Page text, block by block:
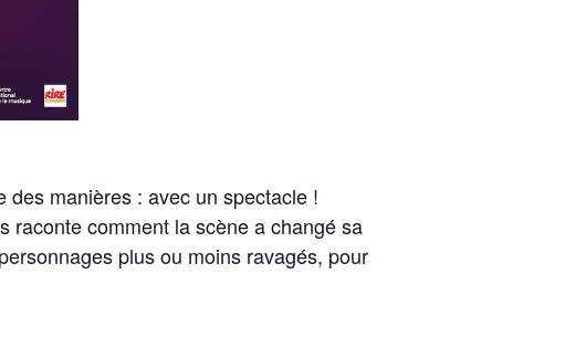
manières : avec un spectacle !
raconte comment la scène a changé sa
plus ou moins ravagés, pour